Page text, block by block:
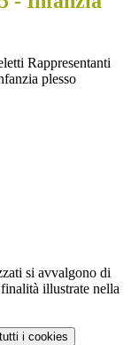
Rappresentanti
plesso
si avvalgono di
illustrate nella
i cookies